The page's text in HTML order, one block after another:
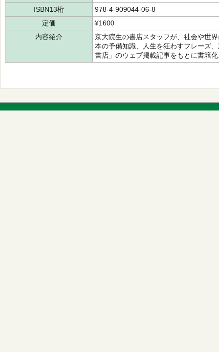
ISBN13桁
978-4-909044-06-8
定価
¥1600
内容紹介
京大院生の書店スタッフが、社会や世
本の予備知識、人生を狂わすフレーズ
書店」のウェブ掲載記事をもとに書籍